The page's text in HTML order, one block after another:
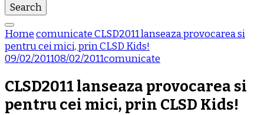
HomecomunicateCLSD2011 lanseaza provocarea si
pentru cei mici, prin CLSD Kids!
09/02/201108/02/2011comunicate
CLSD2011 lanseaza provocarea si
pentru cei mici, prin CLSD Kids!